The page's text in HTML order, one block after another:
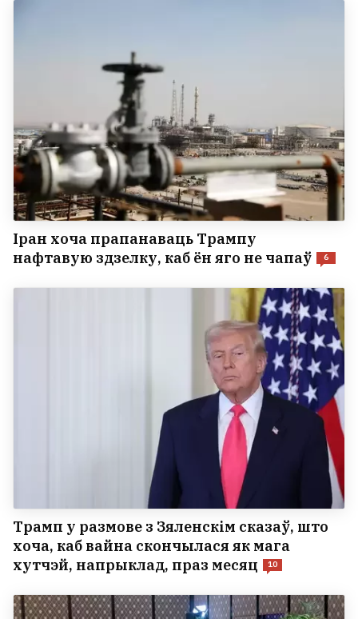
Іран хоча прапанаваць Трампу
нафтавую здзелку, каб ён яго не чапаў
6
Трамп у размове з Зяленскім сказаў, што
хоча, каб вайна скончылася як мага
хутчэй, напрыклад, праз месяц
10